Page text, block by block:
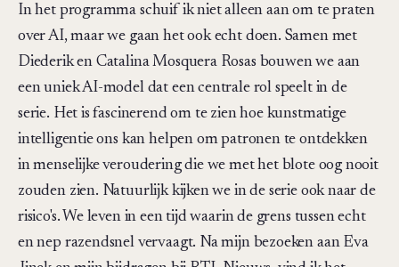
In het programma schuif ik niet alleen aan om te praten
over AI, maar we gaan het ook echt doen. Samen met
Diederik en Catalina Mosquera Rosas bouwen we aan
een uniek AI-model dat een centrale rol speelt in de
serie. Het is fascinerend om te zien hoe kunstmatige
intelligentie ons kan helpen om patronen te ontdekken
in menselijke veroudering die we met het blote oog nooit
zouden zien. Natuurlijk kijken we in de serie ook naar de
risico's. We leven in een tijd waarin de grens tussen echt
en nep razendsnel vervaagt. Na mijn bezoeken aan Eva